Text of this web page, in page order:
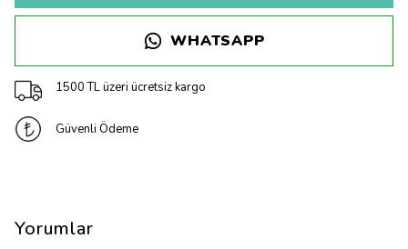
WHATSAPP
1500 TL üzeri ücretsiz kargo
Güvenli Ödeme
Yorumlar